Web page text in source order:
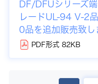
DF/DFUシリーズ
レードUL-94 V-2
0品を追加販売致し
PDF形式 82KB